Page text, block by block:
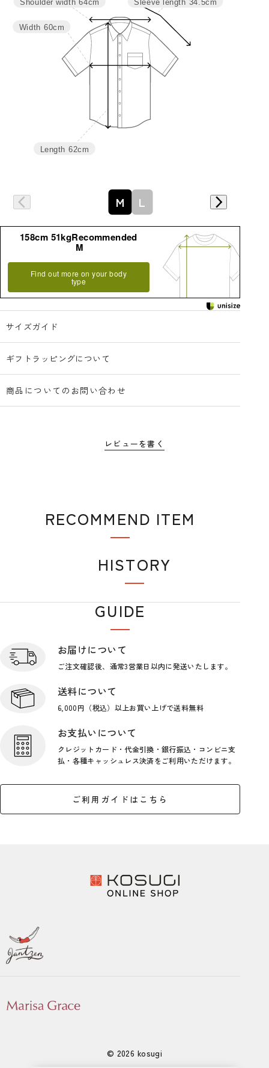
Sleeve length 34.5cm
Length 62cm
Width 60cm
Shoulder width 64cm
M L
158cm 51kgRecommended
M
Find out more on your body
type
サイズガイド
ギフトラッピングについて
商品についてのお問い合わせ
レビューを書く
RECOMMEND ITEM
HISTORY
GUIDE
お届けについて
ご注文確認後、通常3営業日以内に発送いたします。
送料について
6,000円（税込）以上お買い上げで送料無料
お支払いについて
クレジットカード・代金引換・銀行振込・コンビニ支
払・各種キャッシュレス決済をご利用いただけます。
ご利用ガイドはこちら
© 2026 kosugi